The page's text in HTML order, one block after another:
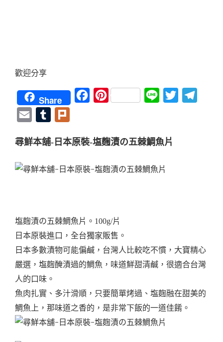
歡迎分享
Share FacebookPinterest Line Twitter
Email Tumblr
尋鮮本舖-日本原裝-塩麴漬の五棘鯛魚片
塩麴漬の五棘鯛魚片。100g/片
日本原裝進口，全台獨家販售。
日本多數漬物可能偏鹹，台灣人比較吃不慣，大寶精心
嚴選，塩麴醃漬過的鯛魚，味道鮮甜清鹹，很適合台灣
人的口味。
魚肉扎實、多汁滑順，只要簡單烤過、塩麴融在甜美的
鯛魚上，那味道之香的，是非常下飯的一道佳餚。